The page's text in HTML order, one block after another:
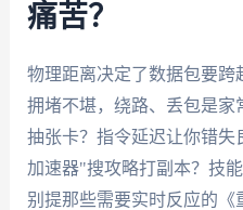
痛苦？
物理距离决定了数据包要跨
拥堵不堪，绕路、丢包是家
抽张卡？指令延迟让你错失
加速器"搜攻略打副本？技
别提那些需要实时反应的